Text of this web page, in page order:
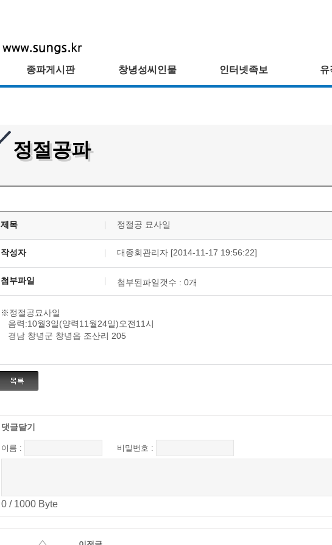
종파게시판 창녕성씨인물 인터넷족보 유
정절공파
제목 정절공 묘사일
작성자 대종회관리자 [2014-11-17 19:56:22]
첨부파일 첨부된파일갯수 : 0개
※정절공묘사일
음력:10월3일(양력11월24일)오전11시
경남 창녕군 창녕읍 조산리 205
댓글달기
이름 : 비밀번호 :
0/ 1000Byte